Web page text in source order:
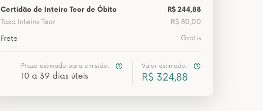
Certidão de Inteiro Teor de Óbito
R$ 244,88
Taxa Inteiro Teor
R$ 80,00
Frete
Grátis
Prazo estimado para emissão:
10 a 39 dias úteis
Valor estimado:
R$ 324,88